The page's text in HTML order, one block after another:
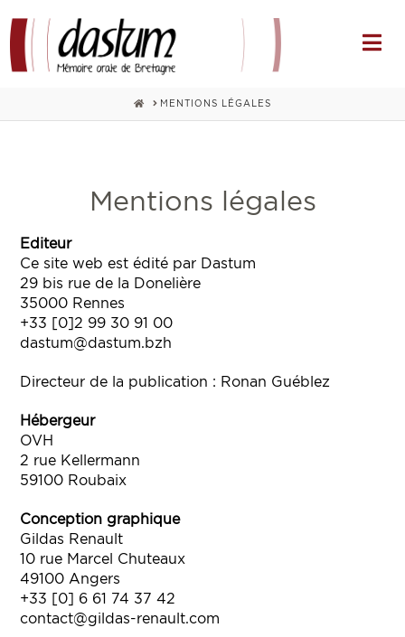
HOMEMENTIONS LÉGALES
Mentions légales
Editeur
Ce site web est édité par Dastum
29 bis rue de la Donelière
35000 Rennes
+33 [0]2 99 30 91 00
dastum@dastum.bzh
Directeur de la publication : Ronan Guéblez
Hébergeur
OVH
2 rue Kellermann
59100 Roubaix
Conception graphique
Gildas Renault
10 rue Marcel Chuteaux
49100 Angers
+33 [0] 6 61 74 37 42
contact@gildas-renault.com